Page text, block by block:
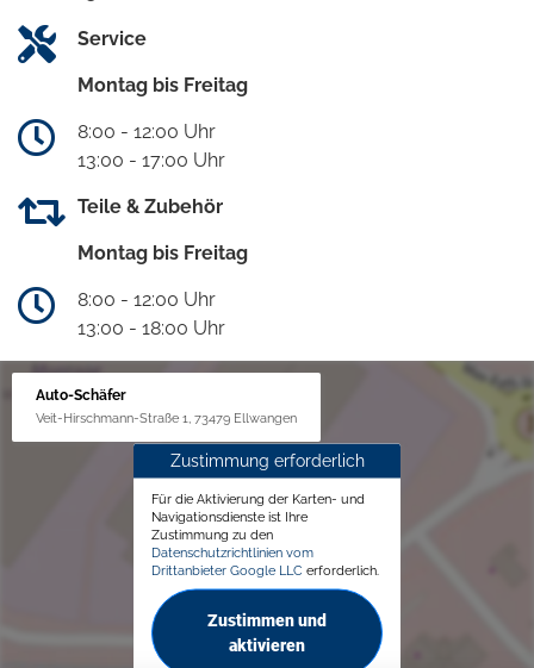
Service
Montag bis Freitag
8:00 - 12:00 Uhr
13:00 - 17:00 Uhr
Teile & Zubehör
Montag bis Freitag
8:00 - 12:00 Uhr
13:00 - 18:00 Uhr
Auto-Schäfer
Veit-Hirschmann-Straße 1, 73479 Ellwangen
Zustimmung erforderlich
Für die Aktivierung der Karten- und
Navigationsdienste ist Ihre
Zustimmung zu den
Datenschutzrichtlinien vom
Drittanbieter Google LLC erforderlich.
Zustimmen und
aktivieren